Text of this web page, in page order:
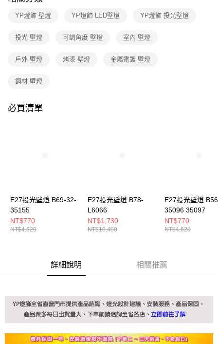
【注意事項】
１．透過由恩沛科技股份有限公司提供之「AFTEE先享後付」服務完成之交
權轉讓予恩沛科技股份有限公司。
https://aftee.tw/terms/#terms3
３．未成年的使用者請事先徵得法定代理人或監護人之同意方可使用
任。
請求用戶進行身份認證。
YP燈飾 壁燈 YP燈飾 LED壁燈 YP燈飾 投光壁燈
投光 壁燈 可調角度 壁燈 室內 壁燈
戶外 壁燈 烤漆 壁燈 金屬電鍍 壁燈
鋼材 壁燈
必買清單
E27投光壁燈 B69-32-
35155
NT$770
NT$4,620
E27投光壁燈 B78-
L6066
NT$1,730
NT$10,400
E27投光壁燈
35096 35097
NT$770
NT$4,620
詳細說明 相關推薦